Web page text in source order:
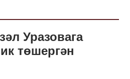
Уразовага
төшергән